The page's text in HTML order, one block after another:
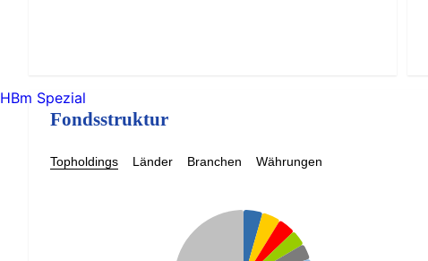
Fondsstruktur
Topholdings Länder Branchen Währungen
HBm Spezial